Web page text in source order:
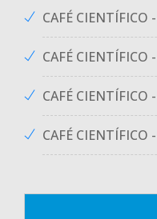
CAFÉ CIENTÍFICO
CAFÉ CIENTÍFICO
CAFÉ CIENTÍFICO
CAFÉ CIENTÍFICO